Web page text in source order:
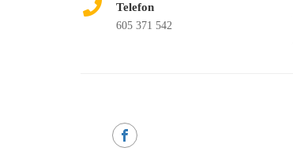
Telefon
605 371 542